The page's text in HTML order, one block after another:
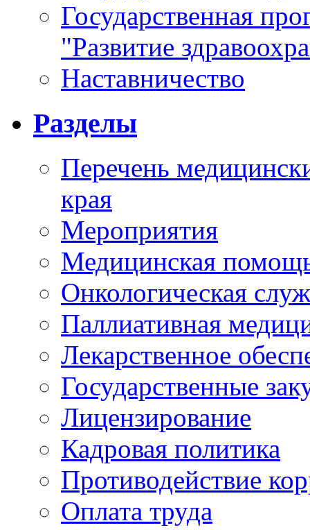
Государственная
"Развитие
Наставничество
Разделы
Перечень
края
Мероприятия
Медицинская
Онкологическая
Паллиативная
Лекарственное
Государственные
Лицензирование
Кадровая политика
Противодействие
Оплата труда